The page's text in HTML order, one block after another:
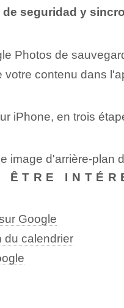
seguridad y
Photos de
contenu dans
iPhone, en trois
image d'arrière-plan
ÊTRE
Google
du calendrier